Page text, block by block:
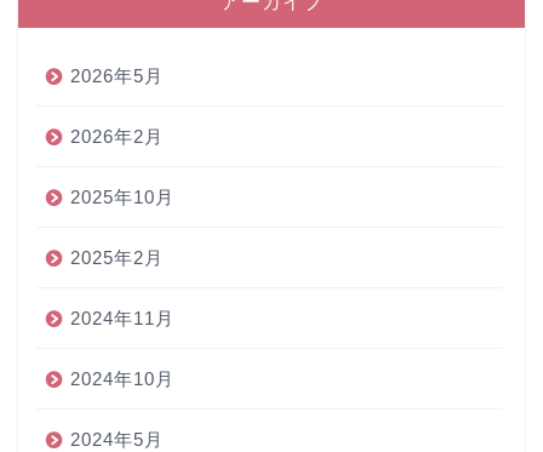
2026年5月
2026年2月
2025年10月
2025年2月
2024年11月
2024年10月
2024年5月